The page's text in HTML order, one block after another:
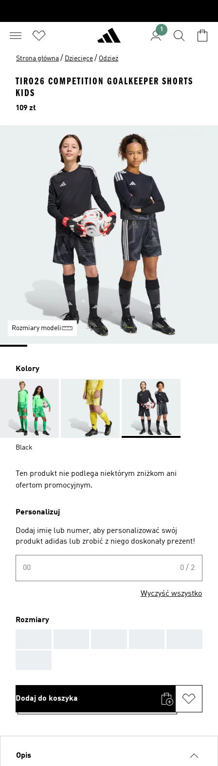
1
Strona główna / Dziecięce / Odzież
TIRO26 COMPETITION GOALKEEPER SHORTS
KIDS
Cena
109 zł
Rozmiary modeli
Kolory
Black
Ten produkt nie podlega niektórym zniżkom ani
ofertom promocyjnym.
Personalizuj
Dodaj imię lub numer, aby personalizować swój
produkt adidas lub zrobić z niego doskonały prezent!
00 0 / 2
Wyczyść wszystko
Rozmiary
Dodaj do koszyka
Opis